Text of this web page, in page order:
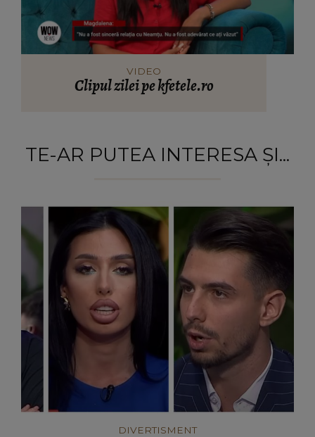
VIDEO
Clipul zilei pe kfetele.ro
TE-AR PUTEA INTERESA ȘI...
DIVERTISMENT